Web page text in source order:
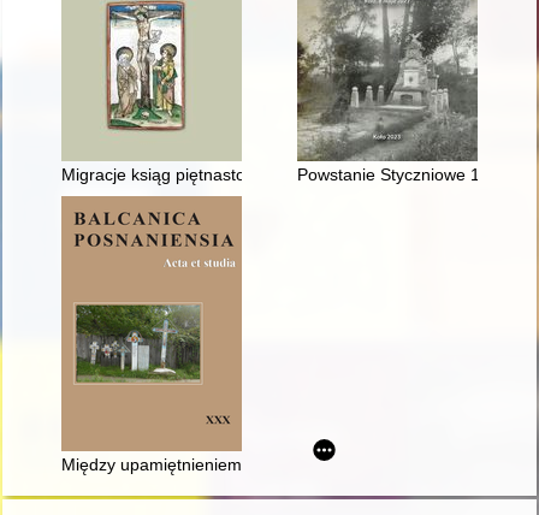
Migracje ksiąg piętnastowiecznych z Prus na Mazowsze w
Powstanie Styczniowe 1863 r.
Między upamiętnieniem a manipulacją : obóz koncentracyjny